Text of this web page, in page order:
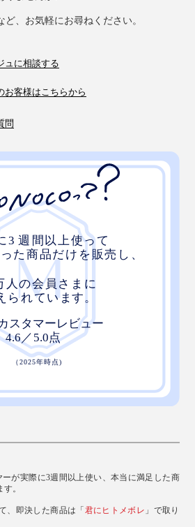
、お気軽にお尋ねください。
ュに相談する
お客様はこちらから
問
が実際に3週間以上使い、本当に満足した商
。
、即決した商品は「君にヒトメボレ 」で取り